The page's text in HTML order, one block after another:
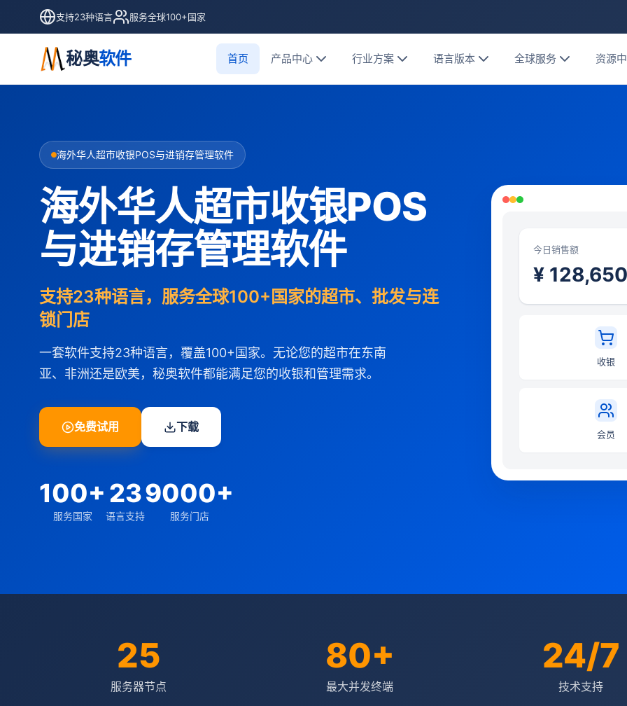
支持23种语言 服务全球100+国家
秘奥软件 首页 产品中心 行业方案 语言版本 全球服务 资源
海外华人超市收银POS与进销存管理软件
海外华人超市收银POS
与进销存管理软件
支持23种语言，服务全球100+国家的超市、批发与连
锁门店
一套软件支持23种语言，覆盖100+国家。无论您的超市在东南
亚、非洲还是欧美，秘奥软件都能满足您的收银和管理需求。
免费试用 下载
100+
服务国家
23
语言支持
9000+
服务门店
今日销售额
¥ 128,650
收银
会员
25
服务器节点
80+
最大并发终端
24/7
技术支持